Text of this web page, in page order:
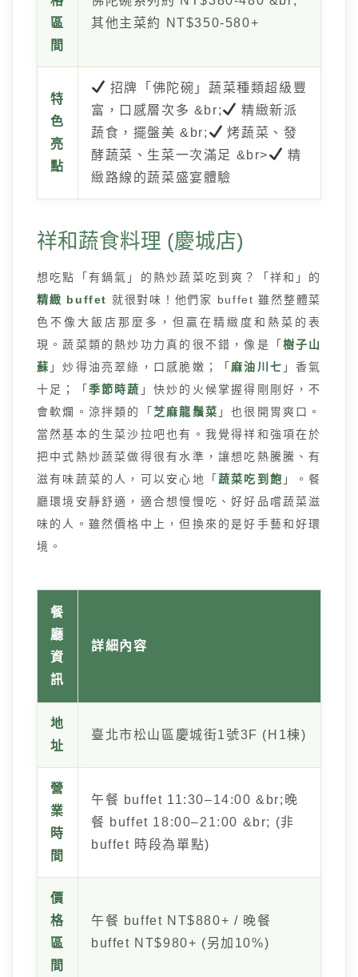
區
間
其他主菜約 NT$350-580+
特
色
亮
點
招牌「佛陀碗」蔬菜種類超級豐
富，口感層次多 &br;
精緻新派
蔬食，擺盤美 &br;
烤蔬菜、發
酵蔬菜、生菜一次滿足 &br>
精
緻路線的蔬菜盛宴體驗
祥和蔬食料理 (慶城店)
想吃點「有鍋氣」的熱炒蔬菜吃到爽？「祥和」的
精緻 buffet 就很對味！他們家 buffet 雖然整體菜
色不像大飯店那麼多，但贏在精緻度和熱菜的表
現。蔬菜類的熱炒功力真的很不錯，像是「 樹子山
蘇 」炒得油亮翠綠，口感脆嫩；「麻油川七 」香氣
十足；「 季節時蔬 」快炒的火候掌握得剛剛好，不
會軟爛。涼拌類的「 芝麻龍鬚菜 」也很開胃爽口。
當然基本的生菜沙拉吧也有。我覺得祥和強項在於
把中式熱炒蔬菜做得很有水準，讓想吃熱騰騰、有
滋有味蔬菜的人，可以安心地「 蔬菜吃到飽 」。餐
廳環境安靜舒適，適合想慢慢吃、好好品嚐蔬菜滋
味的人。雖然價格中上，但換來的是好手藝和好環
境。
餐
廳
資
訊
詳細內容
地
址
臺北市松山區慶城街1號3F (H1棟)
營
業
時
間
午餐 buffet 11:30–14:00 &br;晚
餐 buffet 18:00–21:00 &br; (非
buffet 時段為單點)
價
格
區
間
午餐 buffet NT$880+ / 晚餐
buffet NT$980+ (另加10%)